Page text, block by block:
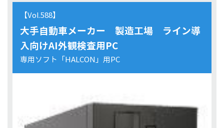
【Vol.588】
大手自動車メーカー 製造工場 ライン導
入向けAI外観検査用PC
専用ソフト「HALCON」用PC